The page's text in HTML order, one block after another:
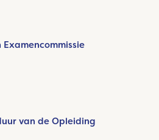
Examencommissie
van de Opleiding